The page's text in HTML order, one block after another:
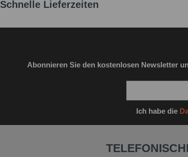
Schnelle Lieferzeiten
Abonnieren Sie den kostenlosen Newsletter
Ich habe die